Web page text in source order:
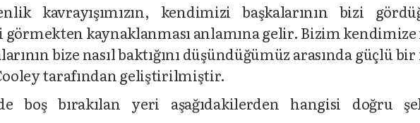
benlik kavrayışımızın, kendimizi başkalarının bizi
kaynaklanması anlamına gelir. Bizim kendimize
bize nasıl baktığını düşündüğümüz arasında güçlü
tarafından geliştirilmiştir.
boş bırakılan yeri aşağıdakilerden hangisi doğru